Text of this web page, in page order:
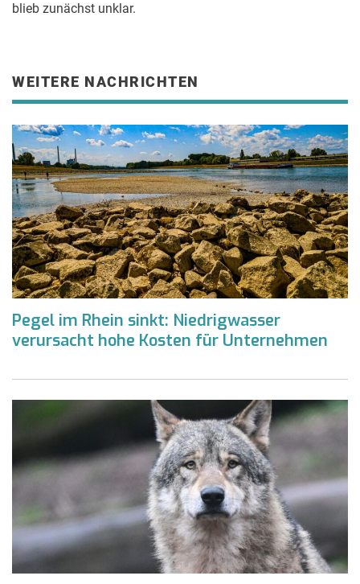
blieb zunächst unklar.
WEITERE NACHRICHTEN
Pegel im Rhein sinkt: Niedrigwasser
verursacht hohe Kosten für Unternehmen